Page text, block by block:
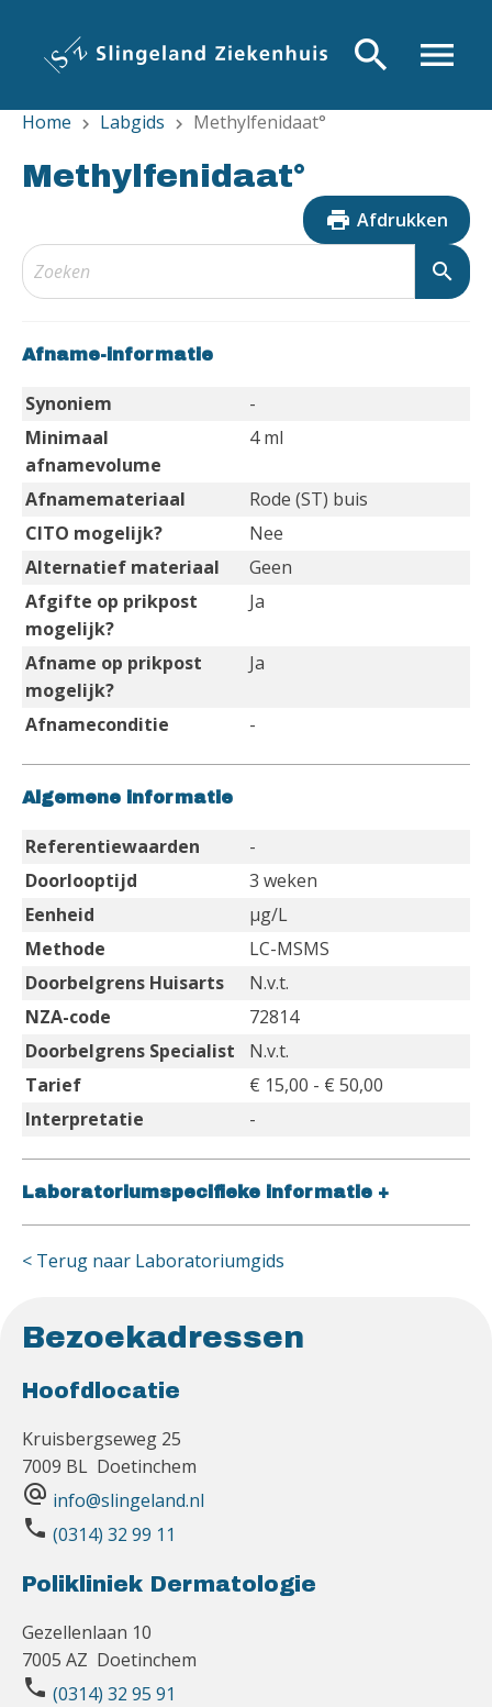
inhoud
menu
search
Home chevron_right Labgids chevron_right Methylfenidaat°
Methylfenidaat°
print Afdrukken
search
Afname-informatie
Synoniem
-
Minimaal
afnamevolume
4 ml
Afnamemateriaal
Rode (ST) buis
CITO mogelijk?
Nee
Alternatief materiaal
Geen
Afgifte op prikpost
mogelijk?
Ja
Afname op prikpost
mogelijk?
Ja
Afnameconditie -
Algemene informatie
Referentiewaarden
-
Doorlooptijd
3 weken
Eenheid
µg/L
Methode
LC-MSMS
Doorbelgrens Huisarts
N.v.t.
NZA-code
72814
Doorbelgrens Specialist
N.v.t.
Tarief
€ 15,00 - € 50,00
Interpretatie
-
Laboratoriumspecifieke informatie +
< Terug naar Laboratoriumgids
Bezoekadressen
Hoofdlocatie
Kruisbergseweg 25
7009 BL Doetinchem
alternate_email info@slingeland.nl
phone (0314) 32 99 11
Polikliniek Dermatologie
Gezellenlaan 10
7005 AZ Doetinchem
phone (0314) 32 95 91